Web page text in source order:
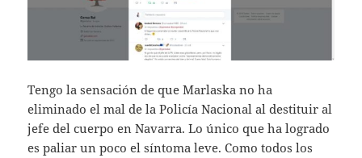
Tengo la sensación de que Marlaska no ha
eliminado el mal de la Policía Nacional al destituir al
jefe del cuerpo en Navarra. Lo único que ha logrado
es paliar un poco el síntoma leve. Como todos los